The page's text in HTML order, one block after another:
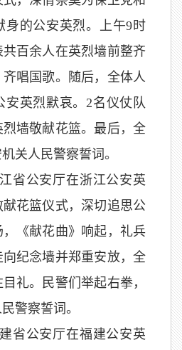
身的公安英烈。上午9时
百余人在英烈墙前整齐
唱国歌。随后，全体人
安英烈默哀。2名仪仗队
墙敬献花篮。最后，全
关人民警察誓词。
省公安厅在浙江公安英
花篮仪式，深切追思公
《献花曲》响起，礼兵
纪念墙并郑重安放，全
礼。民警们举起右拳，
警察誓词。
省公安厅在福建公安英